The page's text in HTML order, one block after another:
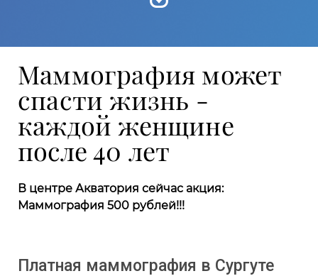
Маммография может
спасти жизнь -
каждой женщине
после 40 лет
В центре Акватория сейчас акция:
Маммография 500 рублей!!!
Платная маммография в Сургуте